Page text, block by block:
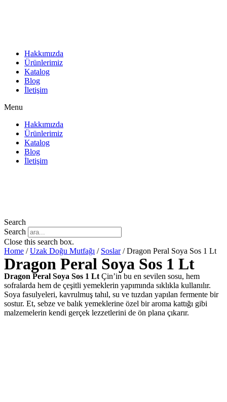
Hakkımızda
Ürünlerimiz
Katalog
Blog
İletişim
Menu
Hakkımızda
Ürünlerimiz
Katalog
Blog
İletişim
Search
Search
Close this search box.
Home /Uzak Doğu Mutfağı / Soslar/ Dragon Peral Soya Sos 1 Lt
Dragon Peral Soya Sos 1 Lt
Dragon Peral Soya Sos 1 Lt Çin’in bu en sevilen sosu, hem
sofralarda hem de çeşitli yemeklerin yapımında sıklıkla kullanılır.
Soya fasulyeleri, kavrulmuş tahıl, su ve tuzdan yapılan fermente bir
sostur. Et, sebze ve balık yemeklerine özel bir aroma kattığı gibi
malzemelerin kendi gerçek lezzetlerini de ön plana çıkarır.